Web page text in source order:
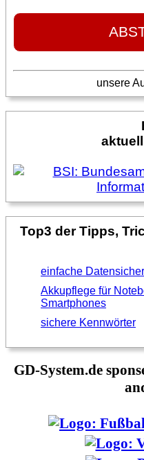
unsere
Top3 der Tipps,
einfache
Akkupflege für
Smartphones
sichere Kennwörter
GD-System.de